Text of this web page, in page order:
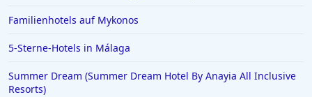
Familienhotels auf Mykonos
5-Sterne-Hotels in Málaga
Summer Dream (Summer Dream Hotel By Anayia All Inclusive
Resorts)